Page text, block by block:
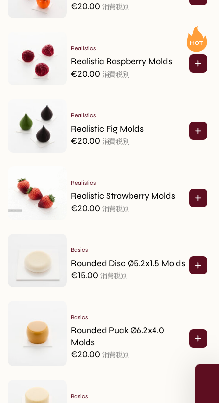
€20.00 消費税別
Realistics
Realistic Raspberry Molds
€20.00 消費税別
Realistics
Realistic Fig Molds
€20.00 消費税別
Realistics
Realistic Strawberry Molds
€20.00 消費税別
Basics
Rounded Disc Ø5.2x1.5 Molds
€15.00 消費税別
Basics
Rounded Puck Ø6.2x4.0
Molds
€20.00 消費税別
Basics
Sign up
Receive recipes, inspiration and product
launches in your mailbox. And receive 5%